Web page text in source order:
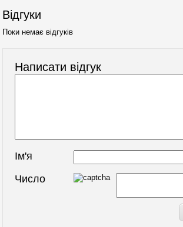
Відгуки
Поки немає відгуків
Написати відгук
Ім'я
Число